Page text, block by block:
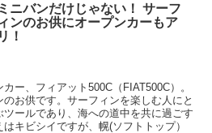
ミニバンだけじゃない！ サーフ
ィンのお供にオープンカーもア
リ！
ー、フィアット500C（FIAT500C）。
お供です。サーフィンを楽しむ人にと
ールであり、海への道中を共に過ごす
キビシイですが、幌(ソフトトップ）